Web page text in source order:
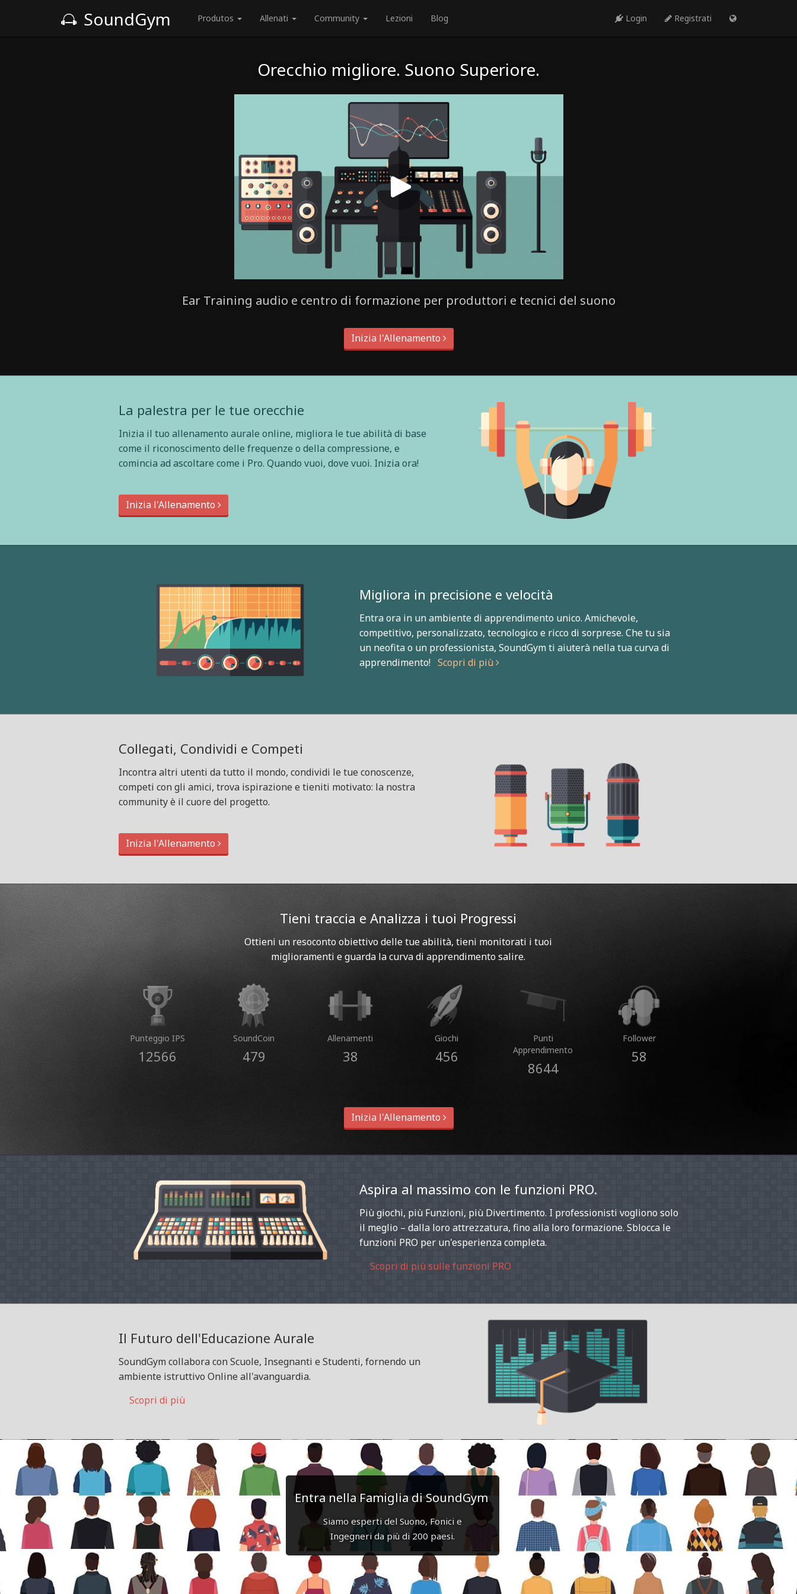
SoundGym Produtos Allenati Community Lezioni Blog Login Registrati
Orecchio migliore. Suono Superiore.
Ear Training audio e centro di formazione per produttori e tecnici del suono
Inizia l'Allenamento
La palestra per le tue orecchie
Inizia il tuo allenamento aurale online, migliora le tue abilità di base
come il riconoscimento delle frequenze o della compressione, e
comincia ad ascoltare come i Pro. Quando vuoi, dove vuoi. Inizia ora!
Inizia l'Allenamento
Migliora in precisione e velocità
Entra ora in un ambiente di apprendimento unico. Amichevole,
competitivo, personalizzato, tecnologico e ricco di sorprese. Che tu sia
un neofita o un professionista, SoundGym ti aiuterà nella tua curva di
apprendimento! Scopri di più
Collegati, Condividi e Competi
Incontra altri utenti da tutto il mondo, condividi le tue conoscenze,
competi con gli amici, trova ispirazione e tieniti motivato: la nostra
community è il cuore del progetto.
Inizia l'Allenamento
Tieni traccia e Analizza i tuoi Progressi
Ottieni un resoconto obiettivo delle tue abilità, tieni monitorati i tuoi
miglioramenti e guarda la curva di apprendimento salire.
Punteggio IPS
12566
SoundCoin
479
Allenamenti
38
Giochi
456
Punti
Apprendimento
8644
Follower
58
Inizia l'Allenamento
Aspira al massimo con le funzioni PRO.
Più giochi, più Funzioni, più Divertimento. I professionisti vogliono solo
il meglio – dalla loro attrezzatura, fino alla loro formazione. Sblocca le
funzioni PRO per un'esperienza completa.
Scopri di più sulle funzioni PRO
Il Futuro dell'Educazione Aurale
SoundGym collabora con Scuole, Insegnanti e Studenti, fornendo un
ambiente istruttivo Online all'avanguardia.
Scopri di più
Entra nella Famiglia di SoundGym
Siamo esperti del Suono, Fonici e
Ingegneri da più di 200 paesi.